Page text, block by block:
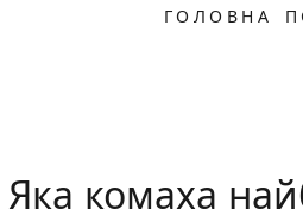
ГОЛОВНА
Яка комаха